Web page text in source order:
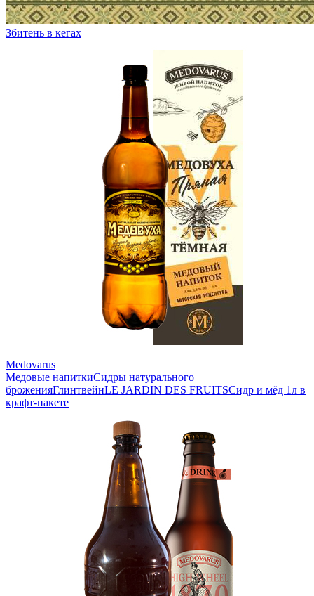
Збитень в кегах
Medovarus
Медовые напиткиСидры натурального
броженияГлинтвейнLE JARDIN DES FRUITSСидр и мёд 1л в
крафт-пакете